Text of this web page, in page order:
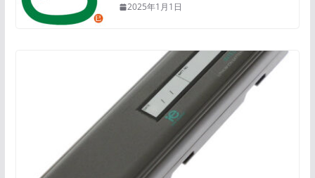
2025年1月1日